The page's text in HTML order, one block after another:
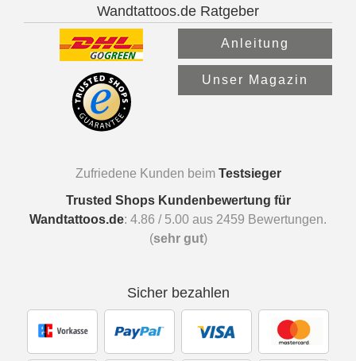
Wandtattoos.de Ratgeber
Anleitung
Unser Magazin
Zufriedene Kunden beim Testsieger
Trusted Shops Kundenbewertung für
Wandtattoos.de: 4.86 / 5.00 aus 2459 Bewertungen.
(sehr gut)
Sicher bezahlen